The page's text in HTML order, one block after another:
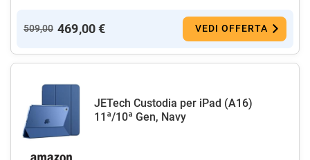
509,00 469,00 € VEDI OFFERTA
JETech Custodia per iPad (A16)
11ª/10ª Gen, Navy